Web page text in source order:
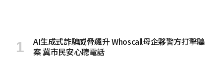
AI生成式詐騙威脅飆升 Whoscall母企夥警方打擊騙
案 冀市民安心聽電話